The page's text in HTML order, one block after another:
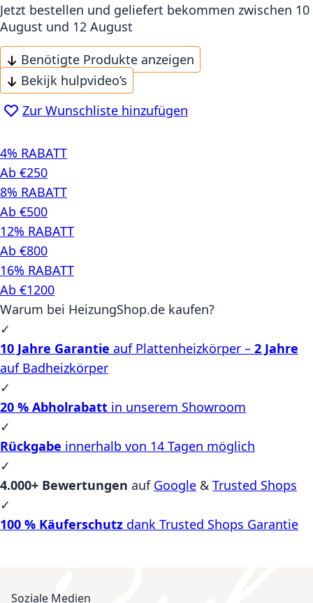
Jetzt bestellen und geliefert bekommen zwischen 10
August und 12 August
Benötigte Produkte anzeigen
Bekijk hulpvideo’s
Zur Wunschliste hinzufügen
4% RABATT
Ab €250
8% RABATT
Ab €500
12% RABATT
Ab €800
16% RABATT
Ab €1200
Warum bei HeizungShop.de kaufen?
✓
10 Jahre Garantie auf Plattenheizkörper – 2 Jahre
auf Badheizkörper
✓
20 % Abholrabatt in unserem Showroom
✓
Rückgabe innerhalb von 14 Tagen möglich
✓
4.000+ Bewertungen auf Google & Trusted Shops
✓
100 % Käuferschutz dank Trusted Shops Garantie
Soziale Medien